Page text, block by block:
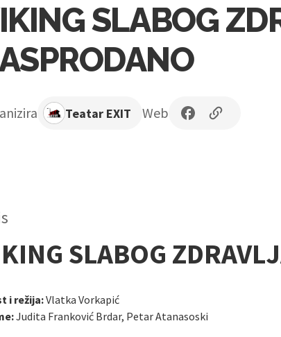
SLABOG
Teatar EXIT Web
SLABOG
i režija:Vlatka Vorkapić
Judita Franković Brdar, Petar Atanasoski